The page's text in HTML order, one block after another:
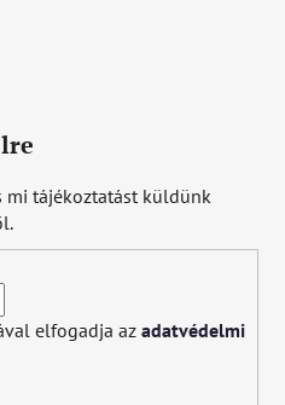
mi tájékoztatást küldünk
elfogadja az adatvédelmi